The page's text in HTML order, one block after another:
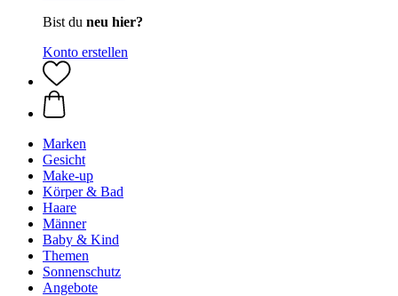
Bist du neu hier?
Konto erstellen
Marken
Gesicht
Make-up
Körper & Bad
Haare
Männer
Baby & Kind
Themen
Sonnenschutz
Angebote